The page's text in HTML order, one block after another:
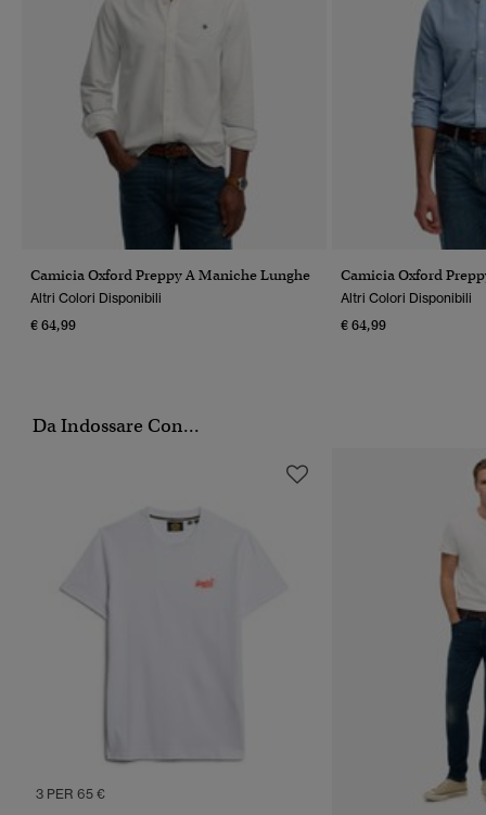
Camicia Oxford Preppy A Maniche Lunghe
Altri Colori Disponibili
€ 64,99
Camicia Oxford
Altri Colori Disponibili
€ 64,99
Da Indossare Con...
3 PER 65 €